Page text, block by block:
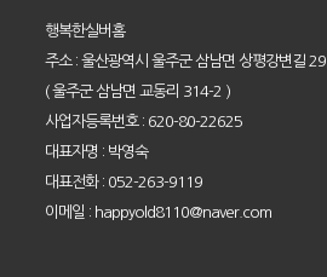
행복한실버홈
주소 : 울산광역시 울주군 삼남면 상평강변길 29
( 울주군 삼남면 교동리 314-2 )
사업자등록번호 : 620-80-22625
대표자명 : 박영숙
대표전화 : 052-263-9119
이메일 : happyold8110@naver.com